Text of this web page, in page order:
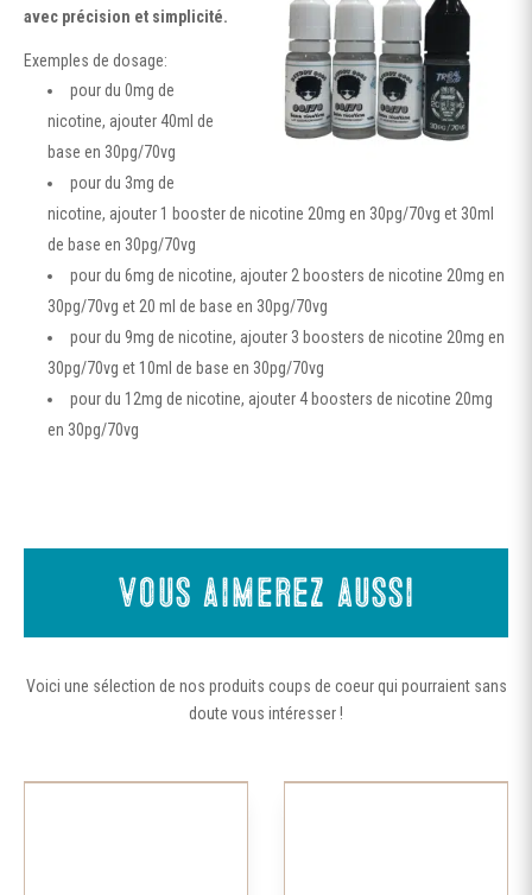
avec précision et simplicité.
Exemples de dosage:
pour du 0mg de
nicotine, ajouter 40ml de
base en 30pg/70vg
pour du 3mg de
nicotine, ajouter 1 booster de nicotine 20mg en 30pg/70vg et 30ml
de base en 30pg/70vg
pour du 6mg de nicotine, ajouter 2 boosters de nicotine 20mg en
30pg/70vg et 20 ml de base en 30pg/70vg
pour du 9mg de nicotine, ajouter 3 boosters de nicotine 20mg en
30pg/70vg et 10ml de base en 30pg/70vg
pour du 12mg de nicotine, ajouter 4 boosters de nicotine 20mg
en 30pg/70vg
Vous aimerez aussi
Voici une sélection de nos produits coups de coeur qui pourraient sans
doute vous intéresser !